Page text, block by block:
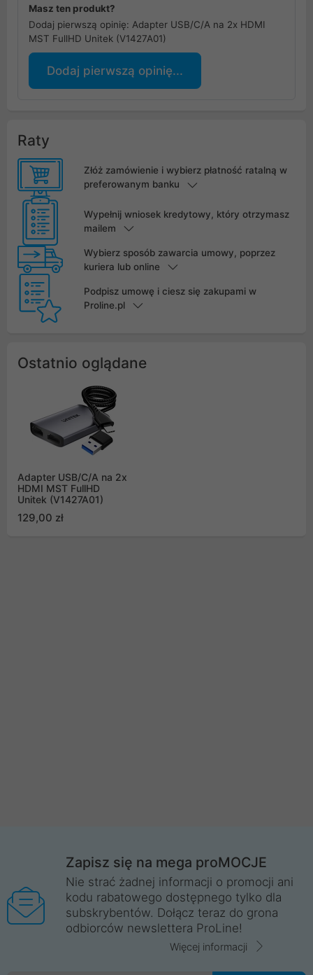
Masz ten produkt?
Dodaj pierwszą opinię: Adapter USB/C/A na 2x HDMI
MST FullHD Unitek (V1427A01)
Dodaj pierwszą opinię...
Raty
Złóż zamówienie i wybierz płatność ratalną w
preferowanym banku
Wypełnij wniosek kredytowy, który otrzymasz
mailem
Wybierz sposób zawarcia umowy, poprzez
kuriera lub online
Podpisz umowę i ciesz się zakupami w
Proline.pl
Ostatnio oglądane
Adapter USB/C/A na 2x
HDMI MST FullHD
Unitek (V1427A01)
129,00 zł
Zapisz się na mega proMOCJE
Nie strać żadnej informacji o promocji ani
kodu rabatowego dostępnego tylko dla
subskrybentów. Dołącz teraz do grona
odbiorców newslettera ProLine!
Więcej informacji